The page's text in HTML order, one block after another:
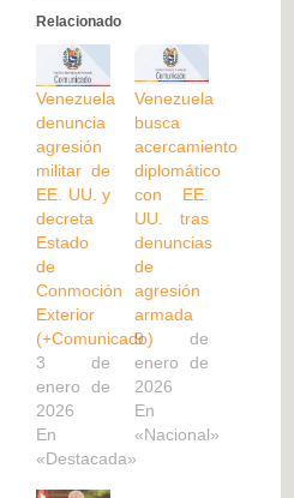
Relacionado
Venezuela
denuncia
agresión
militar de
EE. UU. y
decreta
Estado
de
Conmoción
Exterior
(+Comunicado)
3 de
enero de
2026
En
«Destacada»
Venezuela
busca
acercamiento
diplomático
con EE.
UU. tras
denuncias
de
agresión
armada
9 de
enero de
2026
En
«Nacional»